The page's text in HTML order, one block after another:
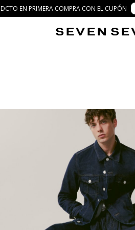
DCTO EN PRIMERA COMPRA CON EL CUPÓN